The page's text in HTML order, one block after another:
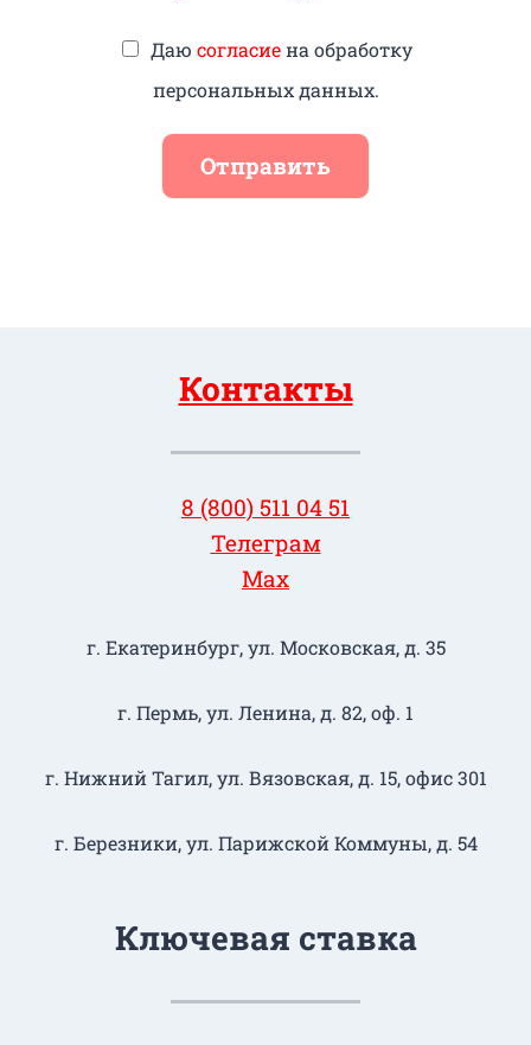
Даю согласиена обработку
персональных данных.
Отправить
Контакты
8 (800) 511 04 51
Телеграм
Max
г. Екатеринбург, ул. Московская, д. 35
г. Пермь, ул. Ленина, д. 82, оф. 1
г. Нижний Тагил​, ул. Вязовская, д. 15, офис 301
г. Березники, ул. Парижской Коммуны, д. 54
Ключевая ставка